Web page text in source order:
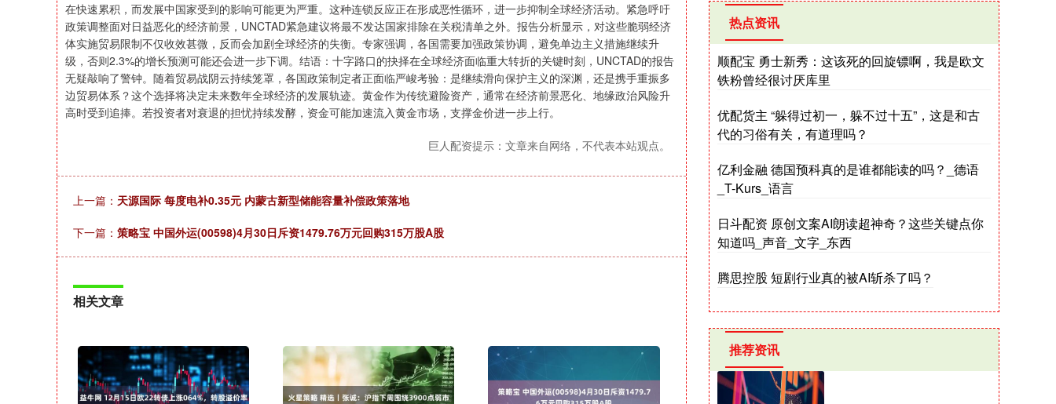
在快速累积，而发展中国家受到的影响可能更为严重。这种连锁反应正在形成恶性循环，进一步抑制全球经济活动。紧急呼吁
政策调整面对日益恶化的经济前景，UNCTAD紧急建议将最不发达国家排除在关税清单之外。报告分析显示，对这些脆弱经济
体实施贸易限制不仅收效甚微，反而会加剧全球经济的失衡。专家强调，各国需要加强政策协调，避免单边主义措施继续升
级，否则2.3%的增长预测可能还会进一步下调。结语：十字路口的抉择在全球经济面临重大转折的关键时刻，UNCTAD的报告
无疑敲响了警钟。随着贸易战阴云持续笼罩，各国政策制定者正面临严峻考验：是继续滑向保护主义的深渊，还是携手重振多
边贸易体系？这个选择将决定未来数年全球经济的发展轨迹。黄金作为传统避险资产，通常在经济前景恶化、地缘政治风险升
高时受到追捧。若投资者对衰退的担忧持续发酵，资金可能加速流入黄金市场，支撑金价进一步上行。
巨人配资提示：文章来自网络，不代表本站观点。
上一篇： 天源国际 每度电补0.35元 内蒙古新型储能容量补偿政策落地
下一篇： 策略宝 中国外运(00598)4月30日斥资1479.76万元回购315万股A股
相关文章
热点资讯
顺配宝 勇士新秀：这该死的回旋镖啊，我是欧文
铁粉曾经很讨厌库里
优配货主 “躲得过初一，躲不过十五”，这是和古
代的习俗有关，有道理吗？
亿利金融 德国预科真的是谁都能读的吗？_德语
_T-Kurs_语言
日斗配资 原创文案AI朗读超神奇？这些关键点你
知道吗_声音_文字_东西
腾思控股 短剧行业真的被AI斩杀了吗？
推荐资讯